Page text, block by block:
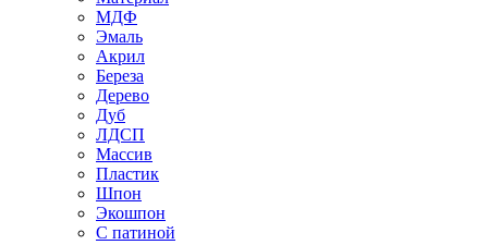
МДФ
Эмаль
Акрил
Береза
Дерево
Дуб
ЛДСП
Массив
Пластик
Шпон
Экошпон
С патиной